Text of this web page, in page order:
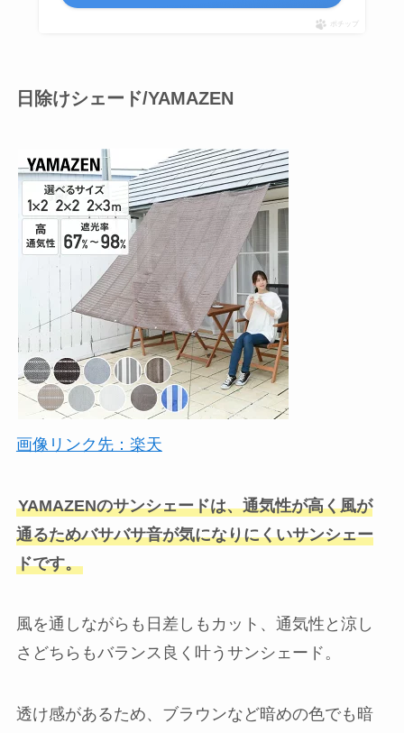
ポチップ
日除けシェード/YAMAZEN
画像リンク先：楽天
YAMAZENのサンシェードは、通気性が高く風が
通るためバサバサ音が気になりにくいサンシェー
ドです。
風を通しながらも日差しもカット、通気性と涼し
さどちらもバランス良く叶うサンシェード。
透け感があるため、ブラウンなど暗めの色でも暗